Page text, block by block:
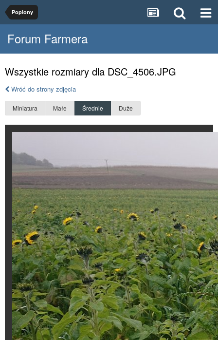
Poplony
Forum Farmera
Wszystkie rozmiary dla DSC_4506.JPG
Wróć do strony zdjęcia
Miniatura Małe Średnie Duże